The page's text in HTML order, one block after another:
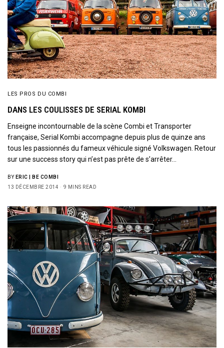
LES PROS DU COMBI
DANS LES COULISSES DE SERIAL KOMBI
Enseigne incontournable de la scène Combi et Transporter
française, Serial Kombi accompagne depuis plus de quinze ans
tous les passionnés du fameux véhicule signé Volkswagen. Retour
sur une success story qui n’est pas prête de s’arrêter…
BY ERIC | BE COMBI
13 DÉCEMBRE 2014
9 MINS READ